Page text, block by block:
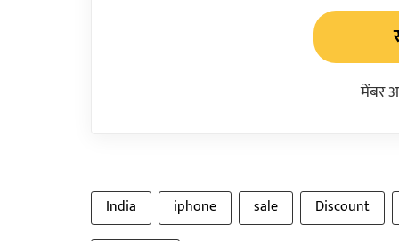
मेंबर
India iphone sale Discount